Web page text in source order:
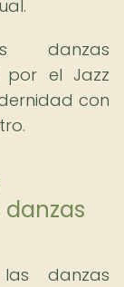
danzas
por el Jazz
con
danzas